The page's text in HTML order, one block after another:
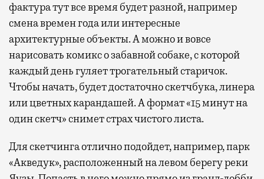
фактура тут все время будет разной, например
смена времен года или интересные
архитектурные объекты. А можно и вовсе
нарисовать комикс о забавной собаке, с которой
каждый день гуляет трогательный старичок.
Чтобы начать, будет достаточно скетчбука, линера
или цветных карандашей. А формат «15 минут на
один скетч» снимет страх чистого листа.
Для скетчинга отлично подойдет, например, парк
«Акведук», расположенный на левом берегу реки